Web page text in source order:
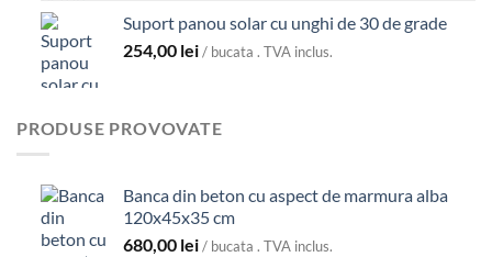
Suport panou solar cu unghi de 30 de grade
254,00 lei / bucata . TVA inclus.
PRODUSE PROVOVATE
Banca din beton cu aspect de marmura alba
120x45x35 cm
680,00 lei / bucata . TVA inclus.